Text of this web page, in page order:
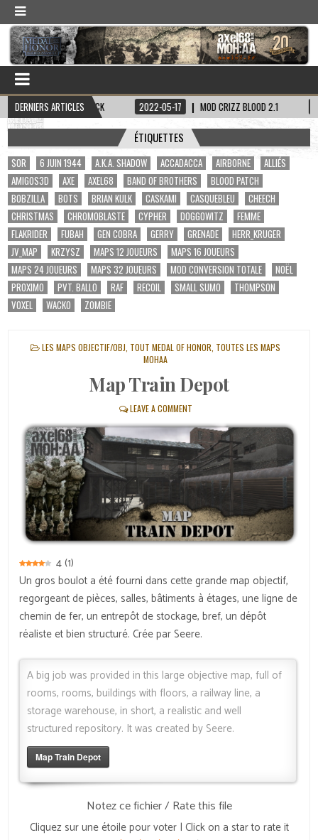
DERNIERS ARTICLES
HADDOCK 2022-05-17 MOD CRIZZ BLOOD 2.1 2022-05-01
ÉTIQUETTES
$OR 6 JUIN 1944 A.K.A. SHADOW ACCADACCA AIRBORNE
ALLIÉS
AMIGOS3D
AXE AXEL68 BAND OF BROTHERS
BLOOD PATCH
BOBZILLA
BOTS BRIAN KULK CASKAMI CASQUEBLEU
CHEECH
CHRISTMAS
CHROMOBLASTE CYPHER DOGGOWITZ
FEMME
FLAKRIDER
FUBAH GEN COBRA GERRY GRENADE
HERR_KRUGER
JV_MAP
KRZYSZ MAPS 12 JOUEURS
MAPS 16 JOUEURS
MAPS 24 JOUEURS
MAPS 32 JOUEURS MOD CONVERSION TOTALE
NOËL
PROXIMO
PVT. BALLO RAF RECOIL SMALL SUMO
THOMPSON
VOXEL
WACKO ZOMBIE
POSTED
LES MAPS OBJECTIF/OBJ TOUT MEDAL OF HONOR TOUTES LES MAPS
MOHAA
Map Train Depot
LEAVE A COMMENT
4(1)
Un gros boulot a été fourni dans cette grande map objectif,
regorgeant de pièces, salles, bâtiments à étages, une ligne de
chemin de fer, un entrepôt de stockage, bref, un dépôt
réaliste et bien structuré. Crée par Seere.
A big job was provided in this large objective map, full of
rooms, rooms, buildings with floors, a railway line, a
storage warehouse, in short, a realistic and well
structured repository. It was created by Seere.
Map Train Depot
Notez ce fichier / Rate this file
Cliquez sur une étoile pour voter | Click on a star to rate it